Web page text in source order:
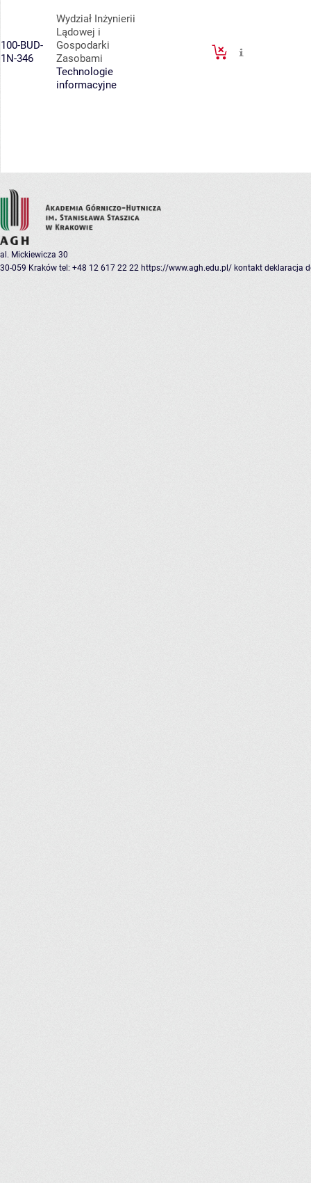
100-BUD-
1N-346
Wydział Inżynierii
Lądowej i
Gospodarki
Zasobami
Technologie
informacyjne
al. Mickiewicza 30
30-059 Kraków tel: +48 12 617 22 22 https://www.agh.edu.pl/ kontakt deklaracja